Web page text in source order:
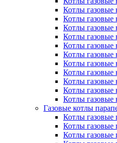
Котлы
Котлы
Котлы
Котлы
Котлы
Котлы
Котлы газовые
Котлы
Котлы газовые
Котлы газовые
Котлы
Газовые котлы
Котлы
Котлы газовые
Котлы